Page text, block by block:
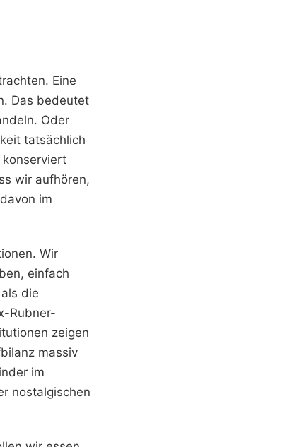
Eine
Das bedeutet
Oder
tatsächlich
wir aufhören,
im
Wir
einfach
die
Rubner-
zeigen
massiv
im
nostalgischen